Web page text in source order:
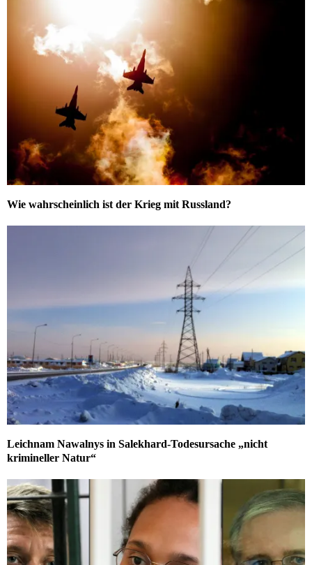
Wie wahrscheinlich ist der Krieg mit Russland?
Leichnam Nawalnys in Salekhard-Todesursache „nicht
krimineller Natur“